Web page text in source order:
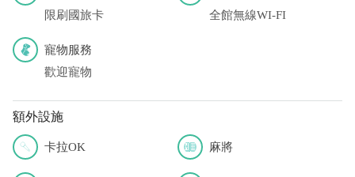
限刷國旅卡
全館無線WI-FI
寵物服務
歡迎寵物
額外設施
卡拉OK 麻將